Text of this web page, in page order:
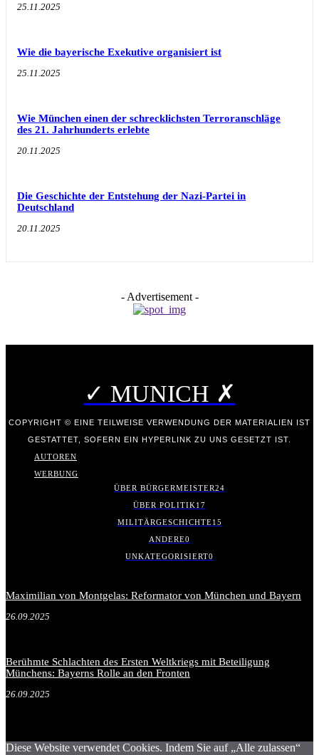
25.11.2025
Wie die bayerische Exekutive organisiert ist
25.11.2025
Wie München einen der schrecklichsten Terroranschläge
des 21. Jahrhunderts erlebte
20.11.2025
Die Geschichte der Entstehung der Nazi-Partei in
Deutschland
20.11.2025
- Advertisement -
✓ MUNICH ✗
COPYRIGHT © EINE TEILWEISE VERWENDUNG DER MATERIALIEN IST
GESTATTET, SOFERN EIN HYPERLINK ZU UNS GESETZT IST.
AUTOREN
WERBUNG
ÜBER BÜRGERMEISTER24
ÜBER POLITIK17
MILITÄRGESCHICHTE15
ANDERE0
UNKATEGORISIERT0
Maximilian von Montgelas: Reformator von München und Bayern
26.09.2025
Berühmte Schlachten des Ersten Weltkriegs mit Beteiligung
Münchens: Bayerns Rolle an den Fronten
26.09.2025
Diese Website verwendet Cookies. Indem Sie auf „Alle zulassen“